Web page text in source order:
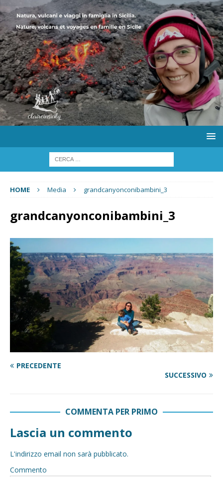
HOME Media grandcanyonconibambini_3
grandcanyonconibambini_3
PRECEDENTE
SUCCESSIVO
COMMENTA PER PRIMO
Lascia un commento
L'indirizzo email non sarà pubblicato.
Commento